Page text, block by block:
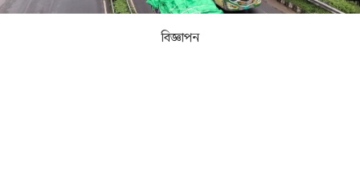
বিজ্ঞাপন